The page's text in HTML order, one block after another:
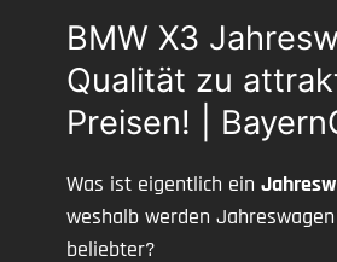
BMW X3
Qualität zu
Preisen! |
Was ist eigentlich ein
weshalb werden
beliebter?